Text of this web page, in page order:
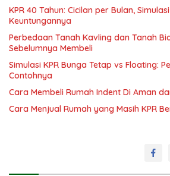
KPR 40 Tahun: Cicilan per Bulan,
Keuntungannya
Perbedaan Tanah Kavling dan Tanah
Sebelumnya Membeli
Simulasi KPR Bunga Tetap vs Floating:
Contohnya
Cara Membeli Rumah Indent Di Aman
Cara Menjual Rumah yang Masih KPR